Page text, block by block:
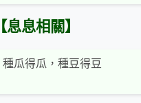
【息息相關】
種瓜得瓜，種豆得豆